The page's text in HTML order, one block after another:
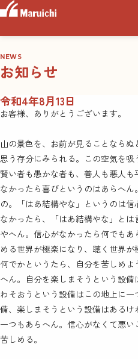
NEWS
お知らせ
令和4年8月13日
お客様、ありがとうございます。
山の景色を、お前が見ることなら
思う存分にみられる。この空気を吸
賢い者も愚かな者も、善人も悪人
なかったら喜びというのはあらへ
の。「はあ結構やな」というのは
なかったら、「はあ結構やな」と
やへん。信心がなかったら何でも
める世界が極楽になり、聴く世界が
何でかというたら、自分を苦しめ
へん。自分を楽しまそうという設
わそおうという設備はこの地上に
備、楽しまそうという設備はある
一つもあらへん。信心がなくて悪
苦しめる。